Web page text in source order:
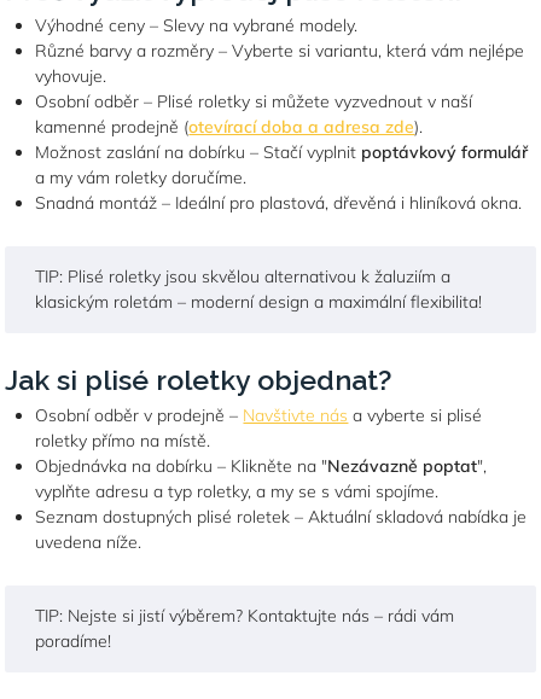
Výhodné ceny – Slevy na vybrané modely.
Různé barvy a rozměry – Vyberte si variantu, která vám nejlépe
vyhovuje.
Osobní odběr – Plisé roletky si můžete vyzvednout v naší
kamenné prodejně (otevírací doba a adresa zde).
Možnost zaslání na dobírku – Stačí vyplnit poptávkový formulář
a my vám roletky doručíme.
Snadná montáž – Ideální pro plastová, dřevěná i hliníková okna.
TIP: Plisé roletky jsou skvělou alternativou k žaluziím a
klasickým roletám – moderní design a maximální flexibilita!
Jak si plisé roletky objednat?
Osobní odběr v prodejně – Navštivte nás a vyberte si plisé
roletky přímo na místě.
Objednávka na dobírku – Klikněte na "Nezávazně poptat",
vyplňte adresu a typ roletky, a my se s vámi spojíme.
Seznam dostupných plisé roletek – Aktuální skladová nabídka je
uvedena níže.
TIP: Nejste si jistí výběrem? Kontaktujte nás – rádi vám
poradíme!